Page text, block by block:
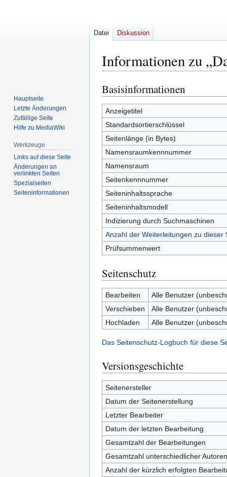
Informationen zu
Zur
Navigation
springen
Zur
Suche
springen
Basisinformationen
Anzeigetitel
Standardsortierschlüssel
Seitenlänge (in Bytes)
Namensraumkennnummer
Namensraum
Seitenkennnummer
Seiteninhaltssprache
Seiteninhaltsmodell
Indizierung durch Suchmaschinen
Anzahl der Weiterleitungen zu dieser
Prüfsummenwert
Seitenschutz
Bearbeiten
Alle Benutzer
Verschieben
Alle Benutzer
Hochladen
Alle Benutzer
Das Seitenschutz-Logbuch für diese
Versionsgeschichte
Seitenersteller
Datum der Seitenerstellung
Letzter Bearbeiter
Datum der letzten Bearbeitung
Gesamtzahl der Bearbeitungen
Gesamtzahl unterschiedlicher Autoren
Anzahl der kürzlich erfolgten
Datei Diskussion
Hauptseite
Letzte Änderungen
Zufällige Seite
Hilfe zu MediaWiki
Werkzeuge
Links auf diese Seite
Änderungen an
verlinkten Seiten
Spezialseiten
Seiten­­informationen